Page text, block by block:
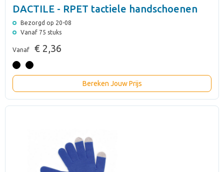
DACTILE - RPET tactiele handschoenen
Bezorgd op 20-08
Vanaf 75 stuks
Vanaf € 2,36
Bereken Jouw Prijs